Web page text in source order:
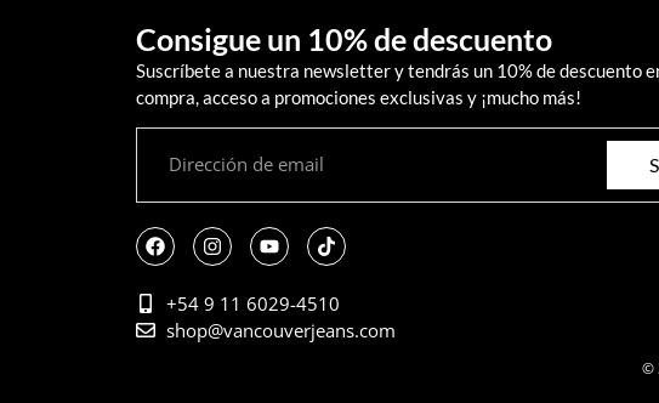
Consigue un 10% de descuento
Suscríbete a nuestra newsletter y tendrás un 10% de descuento
compra, acceso a promociones exclusivas y ¡mucho más!
+54 9 11 6029-4510
shop@vancouverjeans.com
©